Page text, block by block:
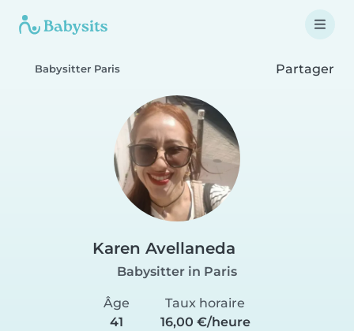
Babysitter Paris Partager
Karen Avellaneda
Babysitter in Paris
Âge
41
Taux horaire
16,00 €/heure